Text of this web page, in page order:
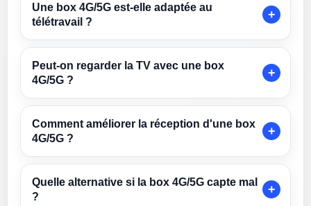
Une box 4G/5G est-elle adaptée au
télétravail ?
Peut-on regarder la TV avec une box
4G/5G ?
Comment améliorer la réception d'une box
4G/5G ?
Quelle alternative si la box 4G/5G capte mal
?